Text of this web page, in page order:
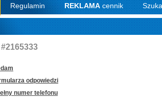
Regulamin REKLAMA cennik
#2165333
odpowiedzi
numer telefonu